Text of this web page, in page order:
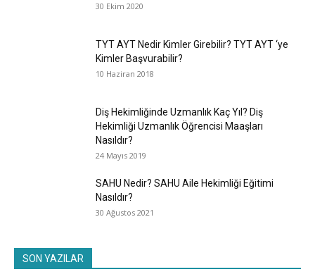
30 Ekim 2020
TYT AYT Nedir Kimler Girebilir? TYT AYT ‘ye
Kimler Başvurabilir?
10 Haziran 2018
Diş Hekimliğinde Uzmanlık Kaç Yıl? Diş
Hekimliği Uzmanlık Öğrencisi Maaşları
Nasıldır?
24 Mayıs 2019
SAHU Nedir? SAHU Aile Hekimliği Eğitimi
Nasıldır?
30 Ağustos 2021
SON YAZILAR